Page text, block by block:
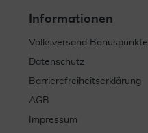
Informationen
Volksversand Bonuspunkte
Datenschutz
Barrierefreiheitserklärung
AGB
Impressum